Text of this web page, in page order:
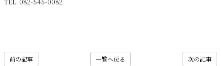
次の記事
一覧へ戻る
前の記事